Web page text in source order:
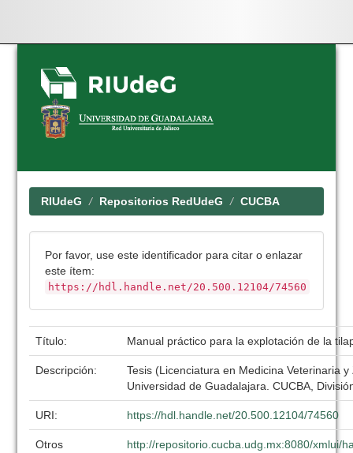
Skip
navigation
RIUdeG Repositorios RedUdeG CUCBA
Por favor, use este identificador para citar o enlazar
este ítem:
https://hdl.handle.net/20.500.12104/74560
Título: Manual práctico para la explotación de la
Descripción:
Tesis (Licenciatura en Medicina Veterinaria
Universidad de Guadalajara. CUCBA,
URI: https://hdl.handle.net/20.500.12104/74560
Otros
http://repositorio.cucba.udg.mx:8080/xmlui/